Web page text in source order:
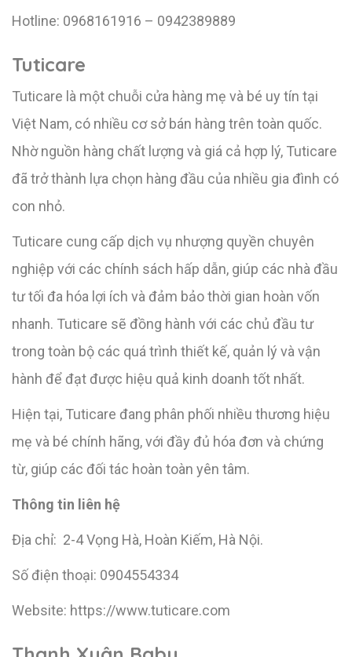
Hotline: 0968161916 – 0942389889
Tuticare
Tuticare là một chuỗi cửa hàng mẹ và bé uy tín tại
Việt Nam, có nhiều cơ sở bán hàng trên toàn quốc.
Nhờ nguồn hàng chất lượng và giá cả hợp lý, Tuticare
đã trở thành lựa chọn hàng đầu của nhiều gia đình có
con nhỏ.
Tuticare cung cấp dịch vụ nhượng quyền chuyên
nghiệp với các chính sách hấp dẫn, giúp các nhà đầu
tư tối đa hóa lợi ích và đảm bảo thời gian hoàn vốn
nhanh. Tuticare sẽ đồng hành với các chủ đầu tư
trong toàn bộ các quá trình thiết kế, quản lý và vận
hành để đạt được hiệu quả kinh doanh tốt nhất.
Hiện tại, Tuticare đang phân phối nhiều thương hiệu
mẹ và bé chính hãng, với đầy đủ hóa đơn và chứng
từ, giúp các đối tác hoàn toàn yên tâm.
Thông tin liên hệ
Địa chỉ: 2-4 Vọng Hà, Hoàn Kiếm, Hà Nội.
Số điện thoại: 0904554334
Website: https://www.tuticare.com